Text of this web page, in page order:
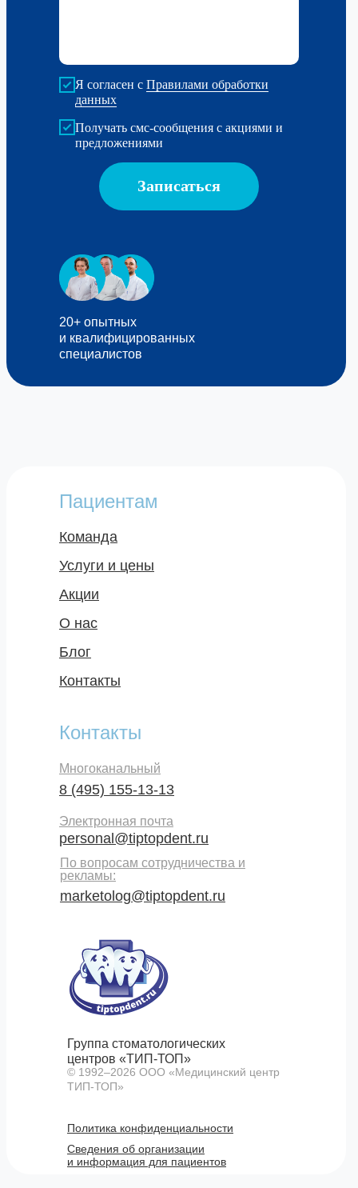
Я согласен с Правилами обработки
данных
Получать смс-сообщения с акциями и
предложениями
Записаться
20+ опытных
и квалифицированных
специалистов
Услуги и цены
О нас
Блог
Команда
Акции
Контакты
Пациентам
Контакты
Группа стоматологических
центров «ТИП-ТОП»
© 1992–2026 ООО «Медицинский центр
ТИП-ТОП»
Политика конфиденциальности
Сведения об организации
и информация для пациентов
8 (495) 155-13-13
Многоканальный
personal@tiptopdent.ru
Электронная почта
marketolog@tiptopdent.ru
По вопросам сотрудничества и
рекламы: